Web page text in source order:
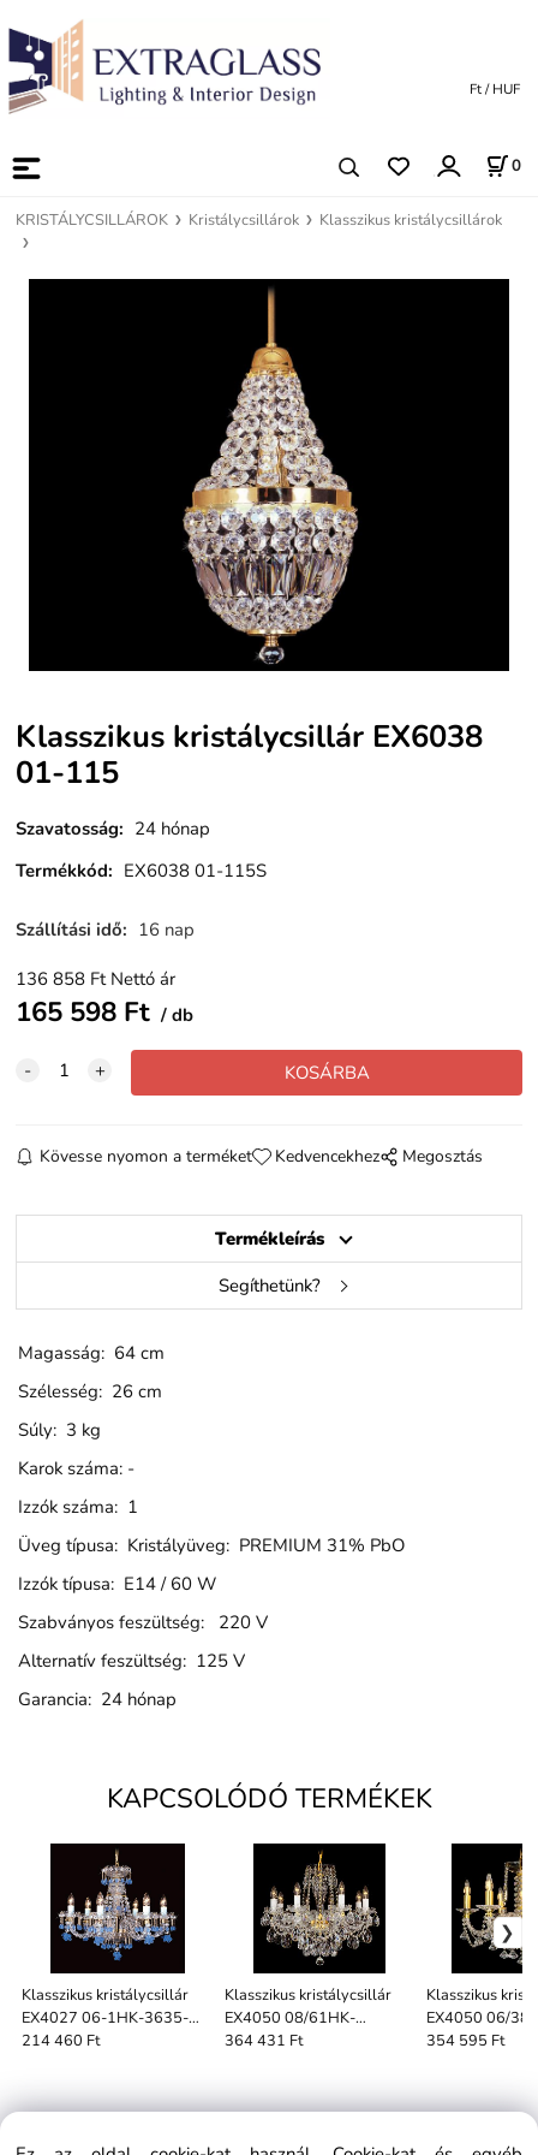
0
Ft / HUF
KRISTÁLYCSILLÁROK Kristálycsillárok Klasszikus kristálycsillárok
Klasszikus kristálycsillár EX6038
01-115
Szavatosság: 24 hónap
Termékkód: EX6038 01-115S
Szállítási idő: 16 nap
136 858 Ft Nettó ár
165 598 Ft db
Kövesse nyomon a terméket Kedvencekhez Megosztás
Termékleírás
Segíthetünk?
Magasság: 64 cm
Szélesség: 26 cm
Súly: 3 kg
Karok száma: -
Izzók száma: 1
Üveg típusa: Kristályüveg: PREMIUM 31% PbO
Izzók típusa: E14 / 60 W
Szabványos feszültség: 220 V
Alternatív feszültség: 125 V
Garancia: 24 hónap
KAPCSOLÓDÓ TERMÉKEK
Klasszikus kristálycsillár
EX4027 06-1HK-3635-
30SW
214 460 Ft
Klasszikus kristálycsillár
EX4050 08/61HK-
505/1SW
364 431 Ft
Klasszikus
EX4050 06/
354 595 Ft